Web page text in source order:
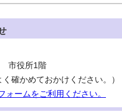
市役所1階
確かめておかけください。）
ームをご利用ください。